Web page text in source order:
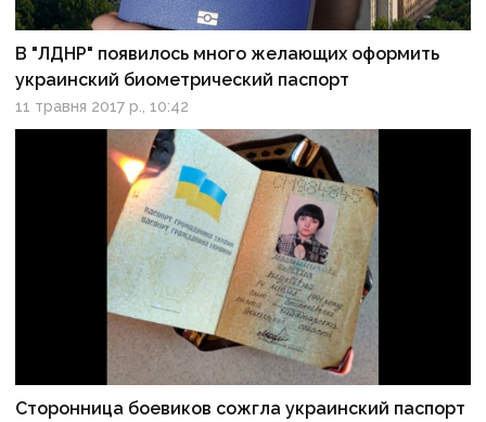
В "ЛДНР" появилось много желающих оформить
украинский биометрический паспорт
11 травня 2017 р., 10:42
Сторонница боевиков сожгла украинский паспорт